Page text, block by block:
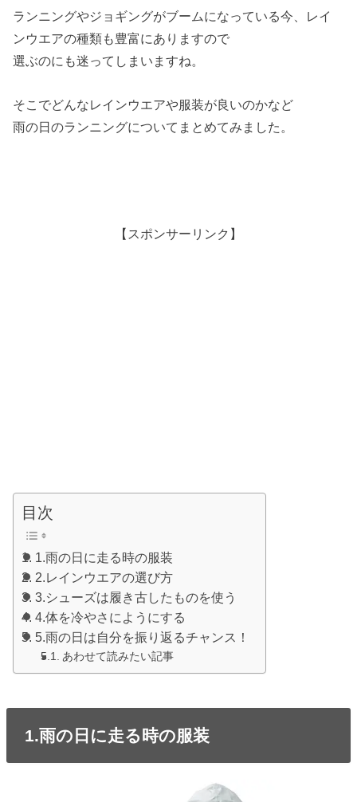
ランニングやジョギングがブームになっている今、レイ
ンウエアの種類も豊富にありますので
選ぶのにも迷ってしまいますね。
そこでどんなレインウエアや服装が良いのかなど
雨の日のランニングについてまとめてみました。
【スポンサーリンク】
目次
1.雨の日に走る時の服装
2.レインウエアの選び方
3.シューズは履き古したものを使う
4.体を冷やさにようにする
5.雨の日は自分を振り返るチャンス！
あわせて読みたい記事
1.雨の日に走る時の服装